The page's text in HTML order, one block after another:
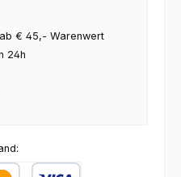
€ 45,- Warenwert
24h